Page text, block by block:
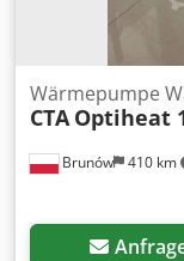
Brunów 410 km
Wärmepumpe
CTA Optiheat